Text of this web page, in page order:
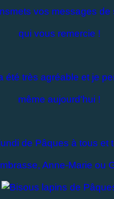
vos messages de
qui vous remercie !
été très agréable et je
même aujourd'hui !
de Pâques à tous et
Anne-Marie ou